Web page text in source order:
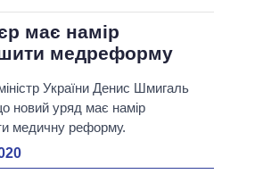
має намір
медреформу
України Денис Шмигаль
новий уряд має намір
медичну реформу.